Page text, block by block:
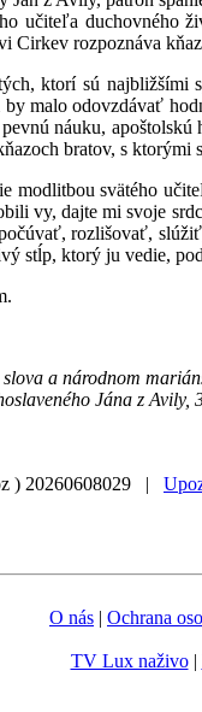
učiteľa duchovného
Cirkev rozpoznáva
ktorí sú najbližšími
by malo odovzdávať
náuku, apoštolskú
bratov, s
modlitbou svätého
vy, dajte mi svoje
rozlišovať,
stĺp, ktorý ju vedie,
a národnom
Jána z Avily,
) 20260608029 |
O nás | Ochrana
TV Lux naživo|